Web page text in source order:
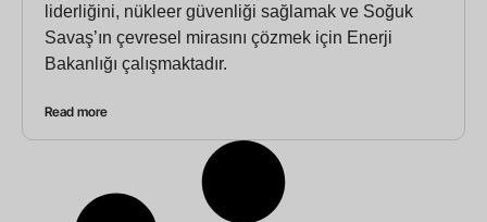
liderliğini, nükleer güvenliği sağlamak ve Soğuk
Savaş’ın çevresel mirasını çözmek için Enerji
Bakanlığı çalışmaktadır.
Read more